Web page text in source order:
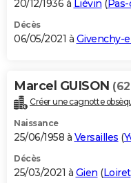
20/12/1936 à Liévin (
Décès
06/05/2021 à Givenchy-
Marcel GUISON
Créer une cagnotte
Naissance
25/06/1958 à Versailles (
Décès
25/03/2021 à Gien (Loiret